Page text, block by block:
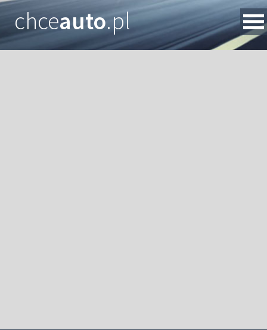
chceauto.pl